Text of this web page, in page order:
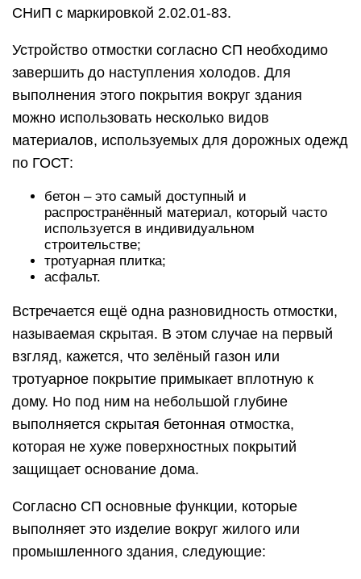
СНиП с маркировкой 2.02.01-83.
Устройство отмостки согласно СП необходимо
завершить до наступления холодов. Для
выполнения этого покрытия вокруг здания
можно использовать несколько видов
материалов, используемых для дорожных одежд
по ГОСТ:
бетон – это самый доступный и
распространённый материал, который часто
используется в индивидуальном
строительстве;
тротуарная плитка;
асфальт.
Встречается ещё одна разновидность отмостки,
называемая скрытая. В этом случае на первый
взгляд, кажется, что зелёный газон или
тротуарное покрытие примыкает вплотную к
дому. Но под ним на небольшой глубине
выполняется скрытая бетонная отмостка,
которая не хуже поверхностных покрытий
защищает основание дома.
Согласно СП основные функции, которые
выполняет это изделие вокруг жилого или
промышленного здания, следующие: